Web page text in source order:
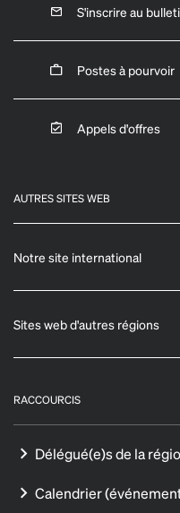
S'inscrire au
Postes à pourvoir
Appels d'offres
AUTRES SITES WEB
Notre site international
Sites web d'autres régions
RACCOURCIS
Délégué(e)s de la
Calendrier